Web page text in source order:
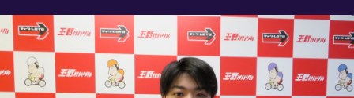
トリマクリコラム
お知らせ
番記者とくダネ！